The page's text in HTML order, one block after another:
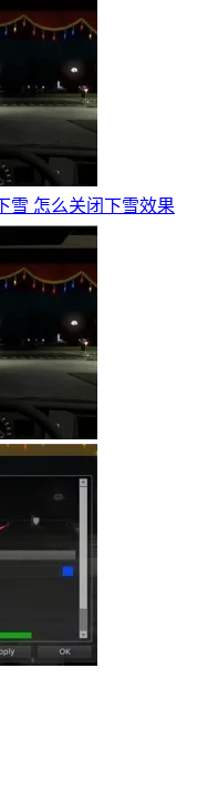
雪 怎么关闭下雪效果